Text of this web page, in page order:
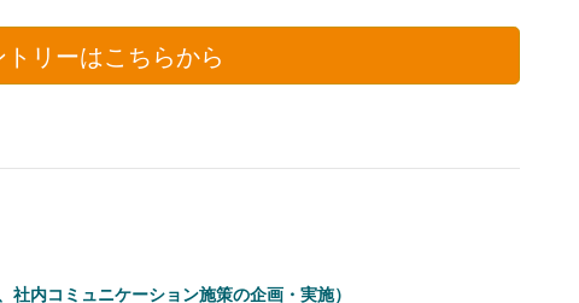
トリーはこちらから
内コミュニケーション施策の企画・実施）